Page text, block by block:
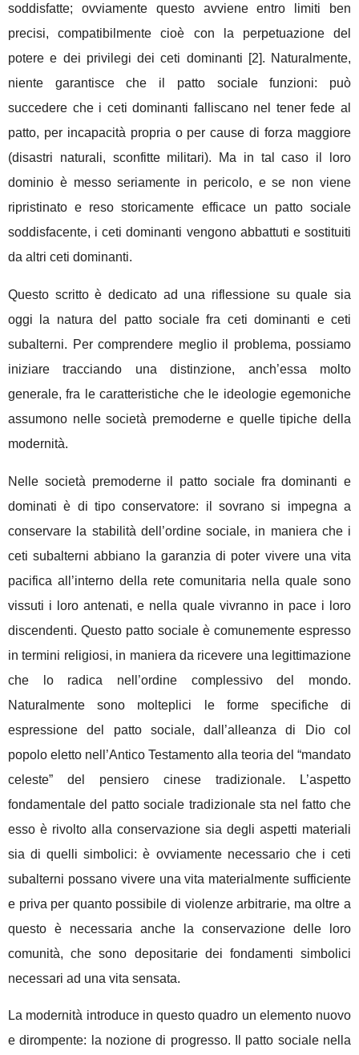
soddisfatte; ovviamente questo avviene entro limiti ben
precisi, compatibilmente cioè con la perpetuazione del
potere e dei privilegi dei ceti dominanti [2]. Naturalmente,
niente garantisce che il patto sociale funzioni: può
succedere che i ceti dominanti falliscano nel tener fede al
patto, per incapacità propria o per cause di forza maggiore
(disastri naturali, sconfitte militari). Ma in tal caso il loro
dominio è messo seriamente in pericolo, e se non viene
ripristinato e reso storicamente efficace un patto sociale
soddisfacente, i ceti dominanti vengono abbattuti e sostituiti
da altri ceti dominanti.
Questo scritto è dedicato ad una riflessione su quale sia
oggi la natura del patto sociale fra ceti dominanti e ceti
subalterni. Per comprendere meglio il problema, possiamo
iniziare tracciando una distinzione, anch’essa molto
generale, fra le caratteristiche che le ideologie egemoniche
assumono nelle società premoderne e quelle tipiche della
modernità.
Nelle società premoderne il patto sociale fra dominanti e
dominati è di tipo conservatore: il sovrano si impegna a
conservare la stabilità dell’ordine sociale, in maniera che i
ceti subalterni abbiano la garanzia di poter vivere una vita
pacifica all’interno della rete comunitaria nella quale sono
vissuti i loro antenati, e nella quale vivranno in pace i loro
discendenti. Questo patto sociale è comunemente espresso
in termini religiosi, in maniera da ricevere una legittimazione
che lo radica nell’ordine complessivo del mondo.
Naturalmente sono molteplici le forme specifiche di
espressione del patto sociale, dall’alleanza di Dio col
popolo eletto nell’Antico Testamento alla teoria del “mandato
celeste” del pensiero cinese tradizionale. L’aspetto
fondamentale del patto sociale tradizionale sta nel fatto che
esso è rivolto alla conservazione sia degli aspetti materiali
sia di quelli simbolici: è ovviamente necessario che i ceti
subalterni possano vivere una vita materialmente sufficiente
e priva per quanto possibile di violenze arbitrarie, ma oltre a
questo è necessaria anche la conservazione delle loro
comunità, che sono depositarie dei fondamenti simbolici
necessari ad una vita sensata.
La modernità introduce in questo quadro un elemento nuovo
e dirompente: la nozione di progresso. Il patto sociale nella